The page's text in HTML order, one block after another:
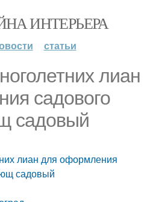
ИНТЕРЬЕРА
статьи
лиан
садового
садовый
лиан для оформления
садовый